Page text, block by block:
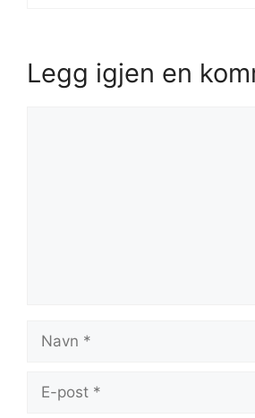
Legg igjen en
Navn